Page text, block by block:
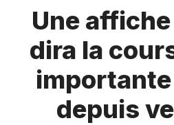
Une
dira la
depuis